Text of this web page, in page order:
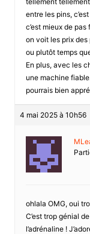
entre les pins,
c’est mieux de
on voit les prix
ou plutôt temps
En plus, avec les
une machine
pourrais bien
4 mai 2025 à 10h56
ohlala OMG, oui
C’est trop génial
l’adrénaline !